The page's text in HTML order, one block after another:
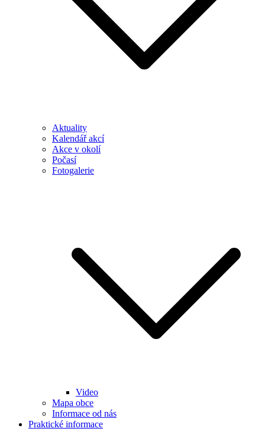
Aktuality
Kalendář akcí
Akce v okolí
Počasí
Fotogalerie
Video
Mapa obce
Informace od nás
Praktické informace